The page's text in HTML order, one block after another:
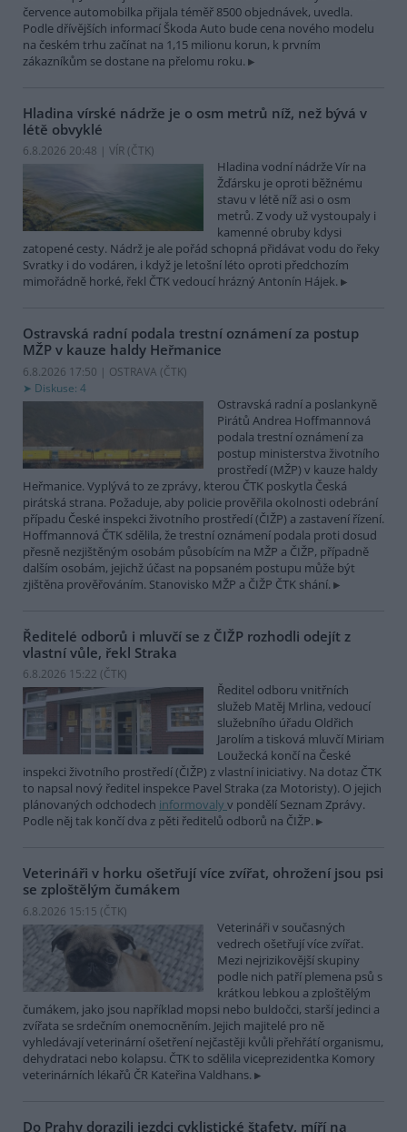
července automobilka přijala téměř 8500 objednávek, uvedla.
Podle dřívějších informací Škoda Auto bude cena nového modelu
na českém trhu začínat na 1,15 milionu korun, k prvním
zákazníkům se dostane na přelomu roku.
Hladina vírské nádrže je o osm metrů níž, než bývá v
létě obvyklé
6.8.2026 20:48 | VÍR (ČTK)
Hladina vodní nádrže Vír na
Žďársku je oproti běžnému
stavu v létě níž asi o osm
metrů. Z vody už vystoupaly i
kamenné obruby kdysi
zatopené cesty. Nádrž je ale pořád schopná přidávat vodu do řeky
Svratky i do vodáren, i když je letošní léto oproti předchozím
mimořádně horké, řekl ČTK vedoucí hrázný Antonín Hájek.
Ostravská radní podala trestní oznámení za postup
MŽP v kauze haldy Heřmanice
6.8.2026 17:50 | OSTRAVA (ČTK)
Diskuse: 4
Ostravská radní a poslankyně
Pirátů Andrea Hoffmannová
podala trestní oznámení za
postup ministerstva životního
prostředí (MŽP) v kauze haldy
Heřmanice. Vyplývá to ze zprávy, kterou ČTK poskytla Česká
pirátská strana. Požaduje, aby policie prověřila okolnosti odebrání
případu České inspekci životního prostředí (ČIŽP) a zastavení řízení.
Hoffmannová ČTK sdělila, že trestní oznámení podala proti dosud
přesně nezjištěným osobám působícím na MŽP a ČIŽP, případně
dalším osobám, jejichž účast na popsaném postupu může být
zjištěna prověřováním. Stanovisko MŽP a ČIŽP ČTK shání.
Ředitelé odborů i mluvčí se z ČIŽP rozhodli odejít z
vlastní vůle, řekl Straka
6.8.2026 15:22 (ČTK)
Ředitel odboru vnitřních
služeb Matěj Mrlina, vedoucí
služebního úřadu Oldřich
Jarolím a tisková mluvčí Miriam
Loužecká končí na České
inspekci životního prostředí (ČIŽP) z vlastní iniciativy. Na dotaz ČTK
to napsal nový ředitel inspekce Pavel Straka (za Motoristy). O jejich
plánovaných odchodech informovaly v pondělí Seznam Zprávy.
Podle něj tak končí dva z pěti ředitelů odborů na ČIŽP.
Veterináři v horku ošetřují více zvířat, ohrožení jsou psi
se zploštělým čumákem
6.8.2026 15:15 (ČTK)
Veterináři v současných
vedrech ošetřují více zvířat.
Mezi nejrizikovější skupiny
podle nich patří plemena psů s
krátkou lebkou a zploštělým
čumákem, jako jsou například mopsi nebo buldočci, starší jedinci a
zvířata se srdečním onemocněním. Jejich majitelé pro ně
vyhledávají veterinární ošetření nejčastěji kvůli přehřátí organismu,
dehydrataci nebo kolapsu. ČTK to sdělila viceprezidentka Komory
veterinárních lékařů ČR Kateřina Valdhans.
Do Prahy dorazili jezdci cyklistické štafety, míří na